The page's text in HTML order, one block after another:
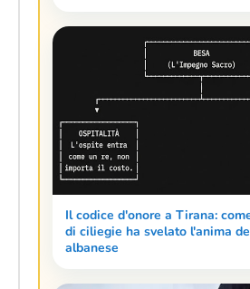
Il codice d'onore a Tirana:
di ciliegie ha svelato l'anima
albanese